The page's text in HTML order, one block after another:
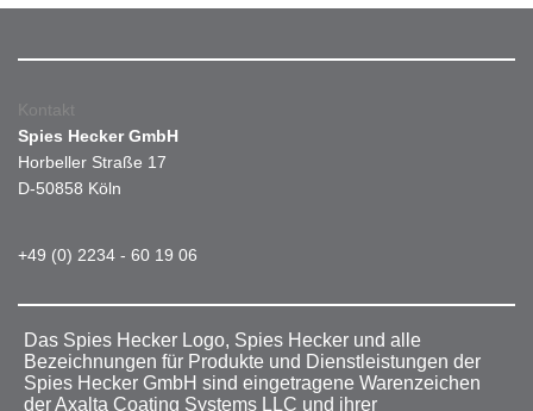
Kontakt
Spies Hecker GmbH
Horbeller Straße 17
D-50858 Köln
+49 (0) 2234 - 60 19 06
Das Spies Hecker Logo, Spies Hecker und alle
Bezeichnungen für Produkte und Dienstleistungen der
Spies Hecker GmbH sind eingetragene Warenzeichen
der Axalta Coating Systems LLC und ihrer